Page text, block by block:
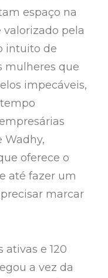
espaço na
pela
intuito de
mulheres que
impecáveis,
Wadhy,
oferece o
até fazer um
marcar
ativas e 120
a vez da